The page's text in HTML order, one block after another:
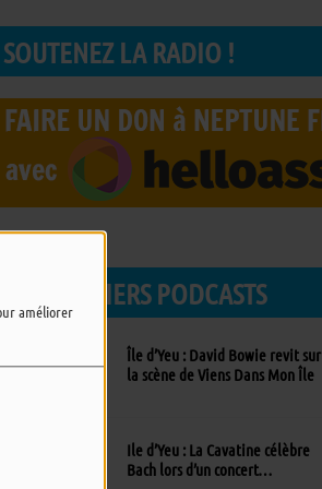
améliorer
SOUTENEZ LA RADIO !
LES DERNIERS PODCASTS
Île d’Yeu : David Bowie revit sur
la scène de Viens Dans Mon Île
Ile d’Yeu : La Cavatine célèbre
Bach lors d’un concert